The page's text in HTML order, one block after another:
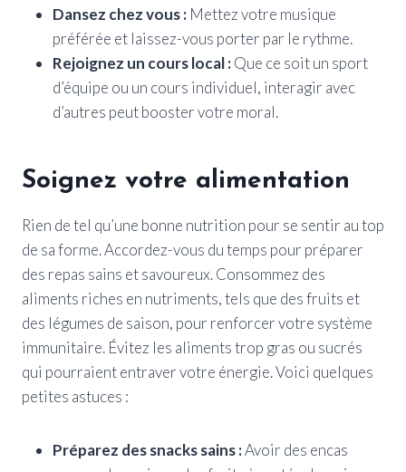
Dansez chez vous : Mettez votre musique
préférée et laissez-vous porter par le rythme.
Rejoignez un cours local :Que ce soit un sport
d’équipe ou un cours individuel, interagir avec
d’autres peut booster votre moral.
Soignez votre alimentation
Rien de tel qu’une bonne nutrition pour se sentir au top
de sa forme. Accordez-vous du temps pour préparer
des repas sains et savoureux. Consommez des
aliments riches en nutriments, tels que des fruits et
des légumes de saison, pour renforcer votre système
immunitaire. Évitez les aliments trop gras ou sucrés
qui pourraient entraver votre énergie. Voici quelques
petites astuces :
Préparez des snacks sains :Avoir des encas